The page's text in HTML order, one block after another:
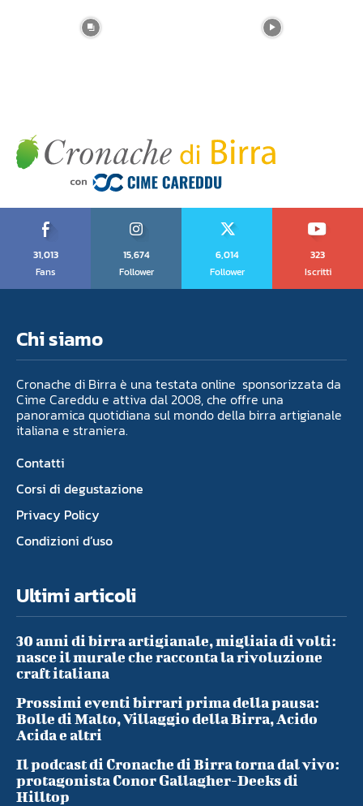
31,013
Fans
15,674
Follower
6,014
Follower
323
Iscritti
Chi siamo
Cronache di Birra è una testata online sponsorizzata da
Cime Careddu e attiva dal 2008, che offre una
panoramica quotidiana sul mondo della birra artigianale
italiana e straniera.
Contatti
Corsi di degustazione
Privacy Policy
Condizioni d’uso
Ultimi articoli
30 anni di birra artigianale, migliaia di volti:
nasce il murale che racconta la rivoluzione
craft italiana
Prossimi eventi birrari prima della pausa:
Bolle di Malto, Villaggio della Birra, Acido
Acida e altri
Il podcast di Cronache di Birra torna dal vivo:
protagonista Conor Gallagher-Deeks di
Hilltop